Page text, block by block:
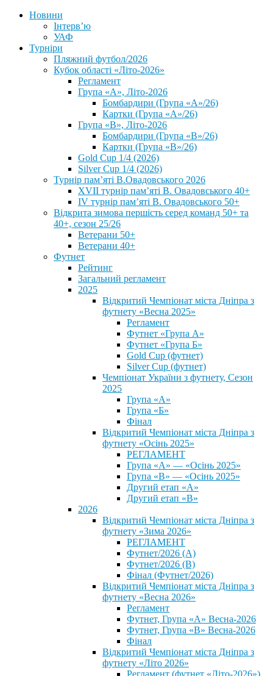
Новини
Інтерв’ю
УАФ
Турніри
Пляжний футбол/2026
Кубок області «Літо-2026»
Регламент
Група «А», Літо-2026
Бомбардири (Група «А»/26)
Картки (Група «А»/26)
Група «В», Літо-2026
Бомбардири (Група «В»/26)
Картки (Група «В»/26)
Gold Cup 1/4 (2026)
Silver Cup 1/4 (2026)
Турнір пам’яті В.Овадовського 2026
XVII турнір пам’яті В. Овадовського 40+
IV турнір пам’яті В. Овадовського 50+
Відкрита зимова першість серед команд 50+ та
40+, сезон 25/26
Ветерани 50+
Ветерани 40+
Футнет
Рейтинг
Загальний регламент
2025
Відкритий Чемпіонат міста Дніпра з
футнету «Весна 2025»
Регламент
Футнет «Група А»
Футнет «Група Б»
Gold Cup (футнет)
Silver Cup (футнет)
Чемпіонат України з футнету, Сезон
2025
Група «А»
Група «Б»
Фінал
Відкритий Чемпіонат міста Дніпра з
футнету «Осінь 2025»
РЕГЛАМЕНТ
Група «А» — «Осінь 2025»
Група «В» — «Осінь 2025»
Другий етап «А»
Другий етап «В»
2026
Відкритий Чемпіонат міста Дніпра з
футнету «Зима 2026»
РЕГЛАМЕНТ
Футнет/2026 (А)
Футнет/2026 (В)
Фінал (Футнет/2026)
Відкритий Чемпіонат міста Дніпра з
футнету «Весна 2026»
Регламент
Футнет, Група «А» Весна-2026
Футнет, Група «В» Весна-2026
Фінал
Відкритий Чемпіонат міста Дніпра з
футнету «Літо 2026»
Регламент (футнет «Літо-2026»)